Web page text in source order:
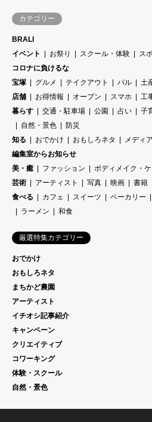
カテゴリー
BRALI
イベント
お祭り スクール・体験
ス
コロナに負けるな
宝塚
グルメ テイクアウト バル 土
店舗
お得情報 オープン スマホ 工
暮らす
交通・駐車場 公園 占い 子
自然・景色
防災
知る
おでかけ おもしろネタ メディア
編集室からお知らせ
美・癒
ファッション ボディメイク・
芸術
アーティスト 写真 映画 書籍
食べる
カフェ スイーツ ベーカリー
ラーメン
和食
厳選特集カテゴリー
おでかけ
おもしろネタ
まちかど農園
アーティスト
イチオシ記事紹介
キャンペーン
クリエイティブ
コワーキング
体験・スクール
自然・景色